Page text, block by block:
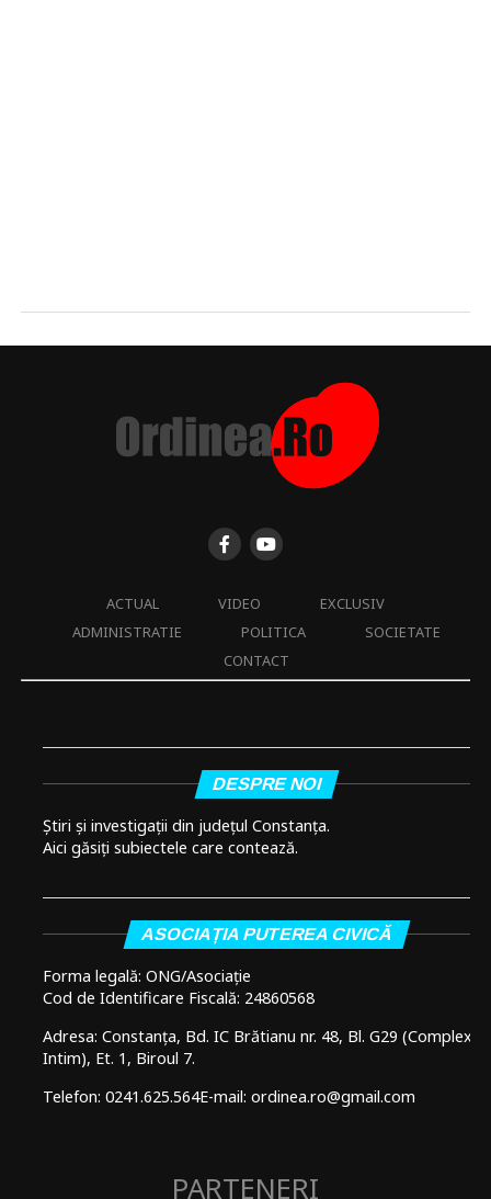
ACTUAL VIDEO
EXCLUSIV
ADMINISTRATIE
POLITICA
SOCIETATE
CONTACT
DESPRE NOI
Știri și investigații din județul Constanța.
Aici găsiți subiectele care contează.
ASOCIAȚIA PUTEREA CIVICĂ
Forma legală: ONG/Asociație
Cod de Identificare Fiscală: 24860568
Adresa: Constanța, Bd. IC Brătianu nr. 48, Bl. G29 (Complex
Intim), Et. 1, Biroul 7.
Telefon: 0241.625.564E-mail: ordinea.ro@gmail.com
PARTENERI